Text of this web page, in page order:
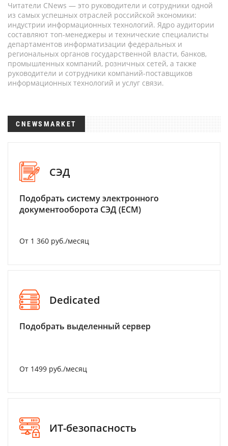
Читатели CNews — это руководители и сотрудники одной
из самых успешных отраслей российской экономики:
индустрии информационных технологий. Ядро аудитории
составляют топ-менеджеры и технические специалисты
департаментов информатизации федеральных и
региональных органов государственной власти, банков,
промышленных компаний, розничных сетей, а также
руководители и сотрудники компаний-поставщиков
информационных технологий и услуг связи.
CNEWSMARKET
СЭД
Подобрать систему электронного
документооборота СЭД (ECM)
От 1 360 руб./месяц
Dedicated
Подобрать выделенный сервер
От 1499 руб./месяц
ИТ-безопасность